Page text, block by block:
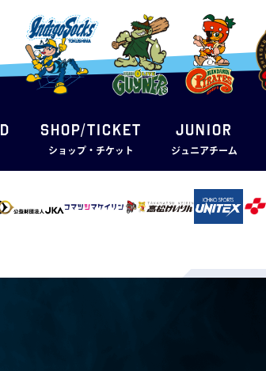
SHOP/TICKET
ショップ・チケット
JUNIOR
ジュニアチーム